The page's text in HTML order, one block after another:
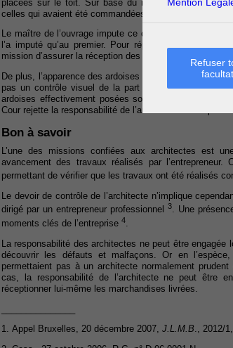
Refuser
placées sur le toit. Sur base du rapport d’un expert,
celles qui avaient été commandées.
Le maître de l’ouvrage impute ce défaut tant à
l’a imputé qu’au premier. Pour répondre à cette
mission d’assurer la réception des ardoises.
De plus, l’apparence des ardoises est fortement
pas un contrôle visuel de la part de l’architecte. Par
ardoises effectivement posées sont de qualité
Cour rejette la responsabilité de l’architecte sur ce point-
Bon à savoir
L’une des missions confiées aux architectes est
avancement des travaux réalisés par
permettant de vérifier que les travaux ont été réalisés
Le devoir de contrôle de l’architecte n’implique
dirigé par un entrepreneur professionnel
3. Une
moments clés de l’entreprise 4
La responsabilité des architectes ne peut être engagée
découvrir les défauts et malfaçons. Or en
permettaient pas à un architecte normalement
cas, la responsabilité de l’architecte ne peut être
réceptionner lui-même les marchandises livrées.
1. Appel Bruxelles, 20 décembre 2007, J.L.M.B., 2012/